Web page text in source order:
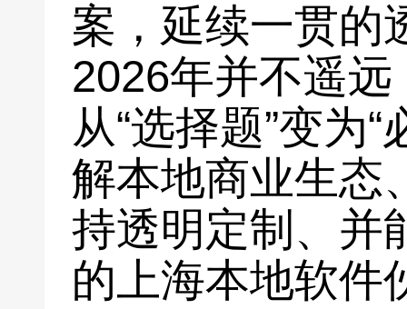
案，延续一贯的
2026年并不遥
从“选择题”变为
解本地商业生态
持透明定制、并
的上海本地软件